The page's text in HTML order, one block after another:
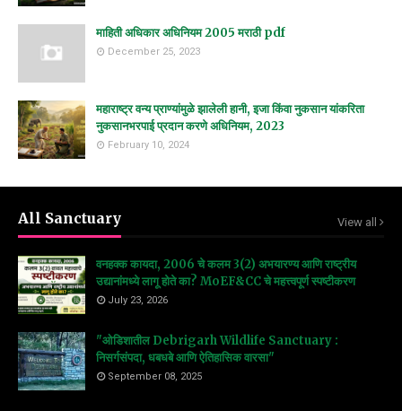
माहिती अधिकार अधिनियम 2005 मराठी pdf
December 25, 2023
महाराष्ट्र वन्य प्राण्यांमुळे झालेली हानी, इजा किंवा नुकसान यांकरिता
नुकसानभरपाई प्रदान करणे अधिनियम, 2023
February 10, 2024
All Sanctuary View all
वनहक्क कायदा, 2006 चे कलम 3(2) अभयारण्य आणि राष्ट्रीय
उद्यानांमध्ये लागू होते का? MoEF&CC चे महत्त्वपूर्ण स्पष्टीकरण
July 23, 2026
"ओडिशातील Debrigarh Wildlife Sanctuary :
निसर्गसंपदा, धबधबे आणि ऐतिहासिक वारसा"
September 08, 2025